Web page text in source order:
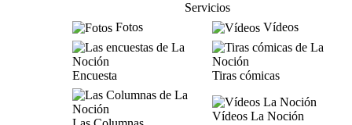
Servicios
Fotos
Vídeos
Encuesta Tiras cómicas
Vídeos La Noción